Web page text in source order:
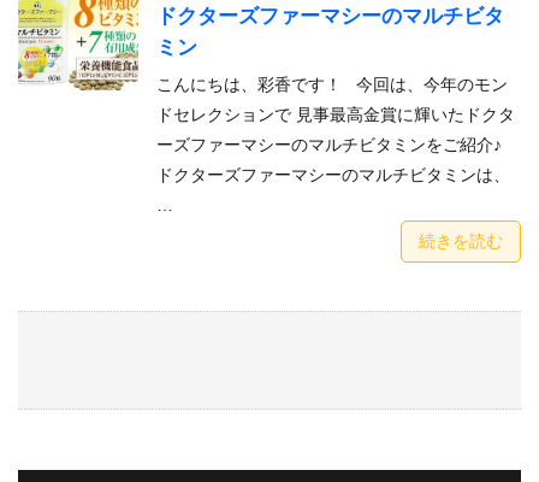
ドクターズファーマシーのマルチビタ
ミン
こんにちは、彩香です！ 今回は、今年のモン
ドセレクションで 見事最高金賞に輝いたドクタ
ーズファーマシーのマルチビタミンをご紹介♪
ドクターズファーマシーのマルチビタミンは、
続きを読む